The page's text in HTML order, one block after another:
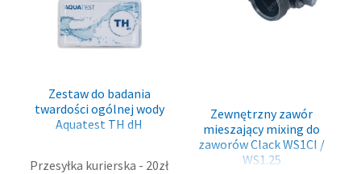
Zestaw do badania
twardości ogólnej wody
Aquatest TH dH
Przesyłka kurierska - 20zł
Zewnętrzny zawór
mieszający mixing do
zaworów Clack WS1CI /
WS1.25